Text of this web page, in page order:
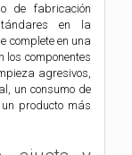
de fabricación
en la
complete en una
los componentes
agresivos,
un consumo de
producto más